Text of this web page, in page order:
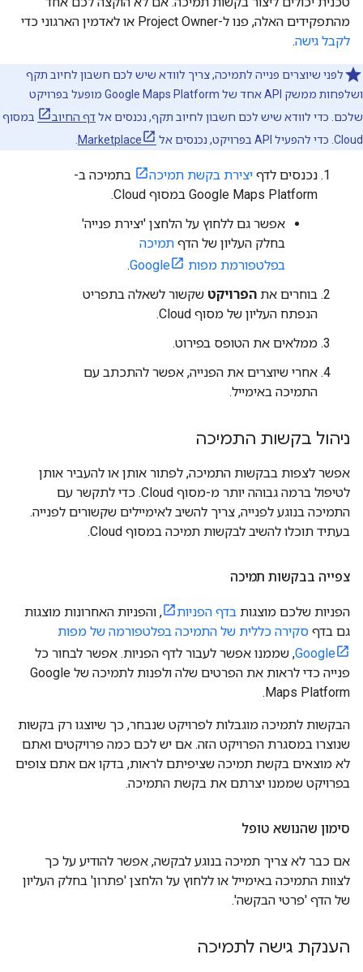
מהתפקידים האלה, פנו ל-Project Owner או לאדמין הארגוני כדי
לקבל גישה.
לפני שיוצרים פנייה לתמיכה, צריך לוודא שיש לכם חשבון לחיוב תקף
ושלפחות ממשק API אחד של Google Maps Platform מופעל בפרויקט
שלכם. כדי לוודא שיש לכם חשבון לחיוב תקף, נכנסים אלדף החיוב
במסוף
Cloud. כדי להפעיל API בפרויקט, נכנסים אל
Marketplace
נכנסים לדף יצירת בקשת תמיכה
בתמיכה ב-
Google Maps Platform במסוף Cloud.
אפשר גם ללחוץ על הלחצן 'יצירת פנייה'
בחלק העליון של הדף תמיכה
בפלטפורמת מפות Google
.
בוחרים את הפרויקט שקשור לשאלה בתפריט
הנפתח העליון של מסוף Cloud.
ממלאים את הטופס בפירוט.
אחרי שיוצרים את הפנייה, אפשר להתכתב עם
התמיכה באימייל.
ניהול בקשות התמיכה
אפשר לצפות בבקשות התמיכה, לפתור אותן או להעביר אותן
לטיפול ברמה גבוהה יותר מ-מסוף Cloud. כדי לתקשר עם
התמיכה בנוגע לפנייה, צריך להשיב לאימיילים שקשורים לפנייה.
בעתיד תוכלו להשיב לבקשות תמיכה במסוף Cloud.
צפייה בבקשות תמיכה
הפניות שלכם מוצגות בדף הפניות
, והפניות האחרונות מוצגות
גם בדף סקירה כללית של התמיכה בפלטפורמה של מפות
Google, שממנו אפשר לעבור לדף הפניות. אפשר לבחור כל
פנייה כדי לראות את הפרטים שלה ולפנות לתמיכה של Google
Maps Platform.
הבקשות לתמיכה מוגבלות לפרויקט שנבחר, כך שיוצגו רק בקשות
שנוצרו במסגרת הפרויקט הזה. אם יש לכם כמה פרויקטים ואתם
לא מוצאים בקשת תמיכה שציפיתם לראות, בדקו אם אתם צופים
בפרויקט שממנו יצרתם את בקשת התמיכה.
סימון שהנושא טופל
אם כבר לא צריך תמיכה בנוגע לבקשה, אפשר להודיע על כך
לצוות התמיכה באימייל או ללחוץ על הלחצן 'פתרון' בחלק העליון
של הדף 'פרטי הבקשה'.
הענקת גישה לתמיכה